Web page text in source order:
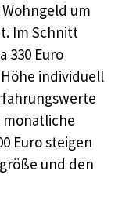
um
Im Schnitt
330 Euro
individuell
Euro steigen
und den